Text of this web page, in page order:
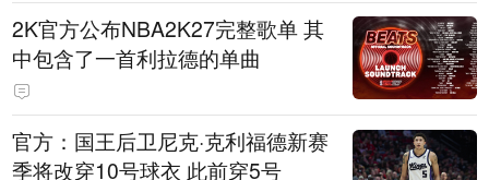
2K官方公布NBA2K27完整歌单 其
中包含了一首利拉德的单曲
官方：国王后卫尼克·克利福德新赛
季将改穿10号球衣 此前穿5号